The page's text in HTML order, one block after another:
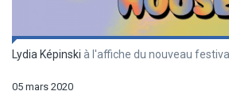
Lydia Képinski à l'affiche du nouveau
05 mars 2020